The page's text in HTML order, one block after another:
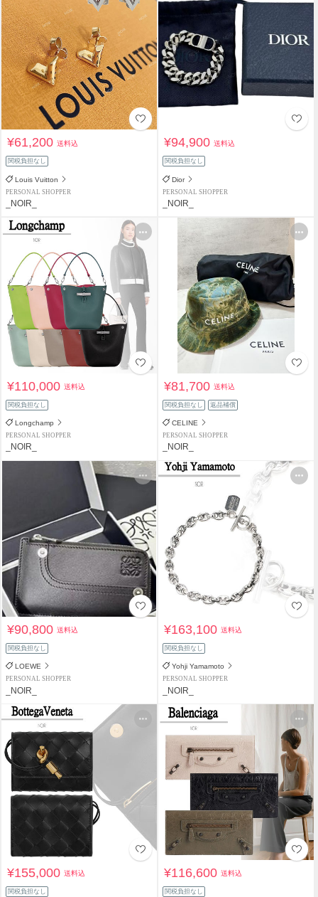
¥61,200送料込
関税負担なし
Louis Vuitton
PERSONAL SHOPPER
_NOIR_
¥94,900送料込
関税負担なし
Dior
PERSONAL SHOPPER
_NOIR_
¥110,000送料込
関税負担なし
Longchamp
PERSONAL SHOPPER
_NOIR_
¥81,700送料込
関税負担なし 返品補償
CELINE
PERSONAL SHOPPER
_NOIR_
¥90,800送料込
関税負担なし
LOEWE
PERSONAL SHOPPER
_NOIR_
¥163,100送料込
関税負担なし
Yohji Yamamoto
PERSONAL SHOPPER
_NOIR_
¥155,000送料込
関税負担なし
¥116,600送料込
関税負担なし